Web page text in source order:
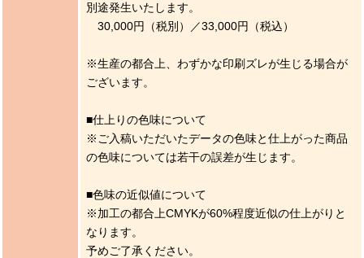
別途発生いたします。
30,000円（税別）／33,000円（税込）
※生産の都合上、わずかな印刷ズレが生じる場合が
ございます。
■仕上りの色味について
※ご入稿いただいたデータの色味と仕上がった商品
の色味については若干の誤差が生じます。
■色味の近似値について
※加工の都合上CMYKが60%程度近似の仕上がりと
なります。
予めご了承ください。